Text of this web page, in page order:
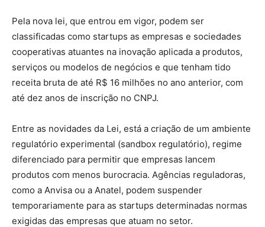
Pela nova lei, que entrou em vigor, podem ser
classificadas como startups as empresas e sociedades
cooperativas atuantes na inovação aplicada a produtos,
serviços ou modelos de negócios e que tenham tido
receita bruta de até R$ 16 milhões no ano anterior, com
até dez anos de inscrição no CNPJ.
Entre as novidades da Lei, está a criação de um ambiente
regulatório experimental (sandbox regulatório), regime
diferenciado para permitir que empresas lancem
produtos com menos burocracia. Agências reguladoras,
como a Anvisa ou a Anatel, podem suspender
temporariamente para as startups determinadas normas
exigidas das empresas que atuam no setor.